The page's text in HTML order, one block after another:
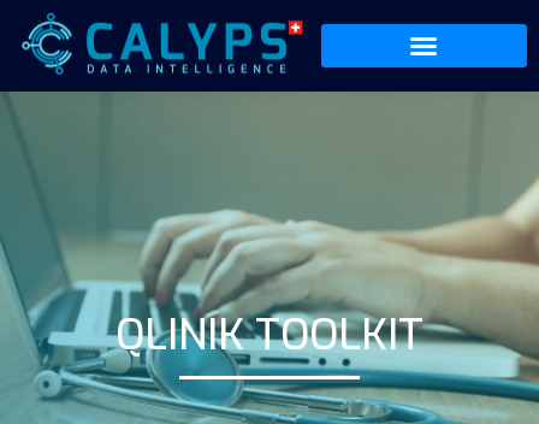
QLINIK TOOLKIT